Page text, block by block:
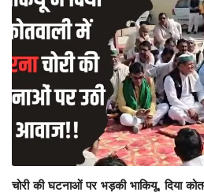
चोरी की घटनाओं पर भड़की भाकियू, दिया